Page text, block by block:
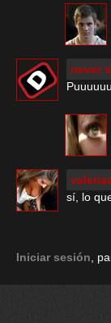
never
sí, lo
Iniciar sesión ,